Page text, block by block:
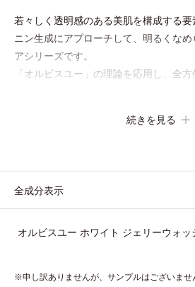
若々しく透明感のある美肌を構成する
ニン生成にアプローチして、明るくな
アシリーズです。
「オルビスユー」の理論を応用し、全
ラニンが蓄積しがちな年齢肌の“メラニ
*2 メラニンが過剰に生成する状態
アレルギーテスト済＝全ての方にアレルギ
続きを見る
全成分表示
オルビスユー ホワイト ジェリーウォ
※申し訳ありませんが、サンプルはございませ